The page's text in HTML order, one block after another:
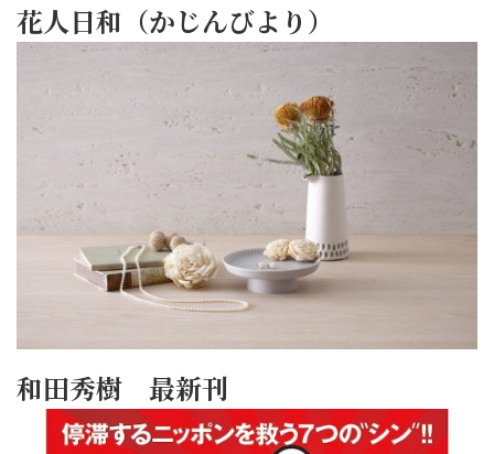
花人日和（かじんびより）
和田秀樹 最新刊